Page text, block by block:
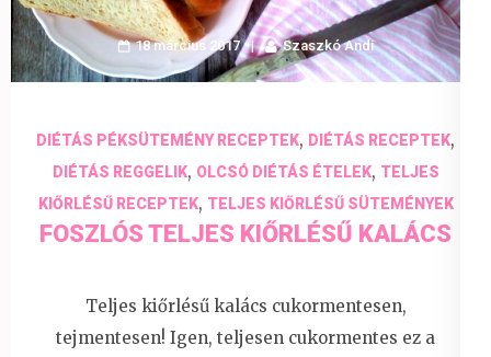
18 március 2017 Szaszkó Andi
DIÉTÁS PÉKSÜTEMÉNY RECEPTEK, DIÉTÁS RECEPTEK,
DIÉTÁS REGGELIK, OLCSÓ DIÉTÁS ÉTELEK, TELJES
KIŐRLÉSŰ RECEPTEK, TELJES KIŐRLÉSŰ SÜTEMÉNYEK
FOSZLÓS TELJES KIŐRLÉSŰ KALÁCS
Teljes kiőrlésű kalács cukormentesen,
tejmentesen! Igen, teljesen cukormentes ez a